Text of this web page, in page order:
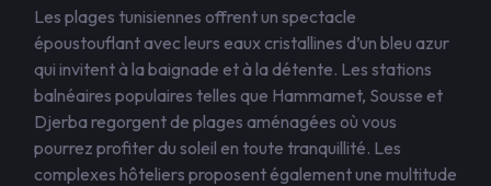
Les plages tunisiennes offrent un spectacle
époustouflant avec leurs eaux cristallines d’un bleu azur
qui invitent à la baignade et à la détente. Les stations
balnéaires populaires telles que Hammamet, Sousse et
Djerba regorgent de plages aménagées où vous
pourrez profiter du soleil en toute tranquillité. Les
complexes hôteliers proposent également une multitude